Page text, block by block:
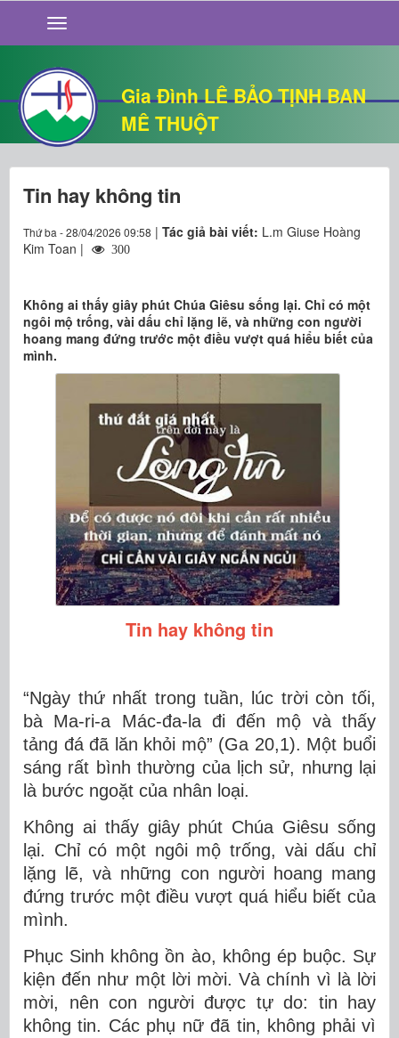
Gia Đình LÊ BẢO TỊNH BAN
MÊ THUỘT
GIỚI THIỆU
TIN TỨC
SỐNG ĐẠO
CHUYỆN NHÀ
QUÁN VĂN
THƯ GIÃN
Tin hay không tin
Thứ ba - 28/04/2026 09:58 | Tác giả bài viết: L.m Giuse Hoàng
Kim Toan |
300
Không ai thấy giây phút Chúa Giêsu sống lại. Chỉ có một
ngôi mộ trống, vài dấu chỉ lặng lẽ, và những con người
hoang mang đứng trước một điều vượt quá hiểu biết của
mình.
Tin hay không tin
“Ngày thứ nhất trong tuần, lúc trời còn tối,
bà Ma-ri-a Mác-đa-la đi đến mộ và thấy
tảng đá đã lăn khỏi mộ” (Ga 20,1). Một buổi
sáng rất bình thường của lịch sử, nhưng lại
là bước ngoặt của nhân loại.
Không ai thấy giây phút Chúa Giêsu sống
lại. Chỉ có một ngôi mộ trống, vài dấu chỉ
lặng lẽ, và những con người hoang mang
đứng trước một điều vượt quá hiểu biết của
mình.
Phục Sinh không ồn ào, không ép buộc. Sự
kiệnđến như một lời mời. Và chính vì là lời
mời, nên con người được tự do: tin hay
không tin. Các phụ nữ đã tin, không phải vì